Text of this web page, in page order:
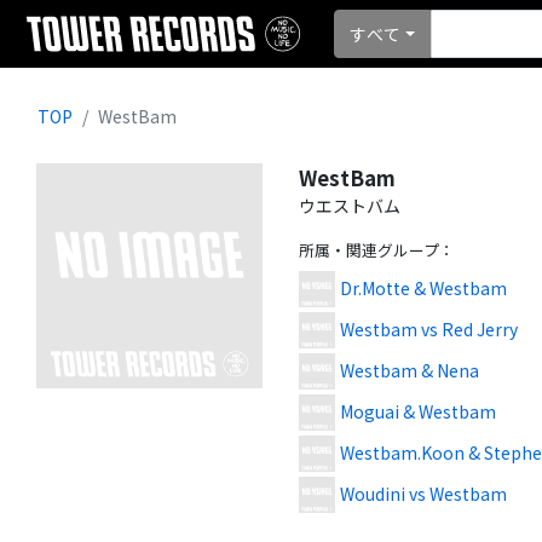
すべて
TOP WestBam
WestBam
ウエストバム
所属・関連グループ：
Dr.Motte & Westbam
Westbam vs Red Jerry
Westbam & Nena
Moguai & Westbam
Westbam.Koon &
Woudini vs Westbam